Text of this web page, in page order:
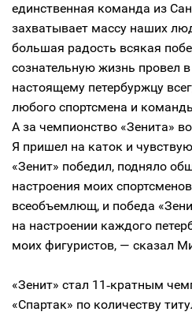
единственная команда из
захватывает массу наших
большая радость всякая
сознательную жизнь провел
настоящему петербуржцу
любого спортсмена и
А за чемпионство «Зенита»
Я пришел на каток и
«Зенит» победил, подняло
настроения моих
всеобъемлющ, и победа
на настроении каждого
моих фигуристов, — сказал
«Зенит» стал 11‑кратным
«Спартак» по количеству